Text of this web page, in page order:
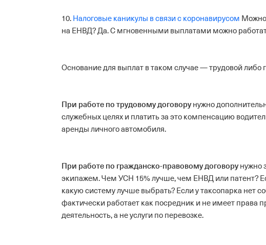
10. Налоговые каникулы в связи с коронавирусом Можно
на ЕНВД? Да. С мгновенными выплатами можно
Основание для выплат в таком случае — трудовой либо
При работе по трудовому договору нужно
служебных целях и платить за это компенсацию
аренды личного автомобиля.
При работе по гражданско-правовому договору нужно
экипажем.Чем УСН 15% лучше, чем ЕНВД или патент?
какую систему лучше выбрать? Если у таксопарка нет
фактически работает как посредник и не имеет права
деятельность, а не услуги по перевозке.